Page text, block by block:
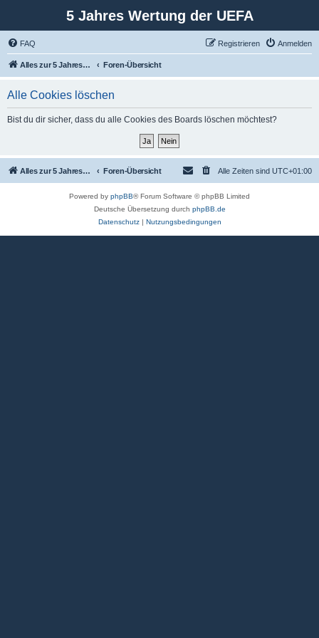
5 Jahres Wertung der UEFA
FAQ Anmelden
Registrieren
Alles zur 5 Jahreswertung / Tabelle der UEFA mit vielen Statistiken. Foren-Übersicht
Alle Cookies löschen
Bist du dir sicher, dass du alle Cookies des Boards löschen möchtest?
Alles zur 5 Jahreswertung / Tabelle der UEFA mit vielen Statistiken. Foren-Übersicht Alle Zeiten sind UTC+01:00
Powered by phpBB® Forum Software © phpBB Limited
Deutsche Übersetzung durch phpBB.de
Datenschutz| Nutzungsbedingungen